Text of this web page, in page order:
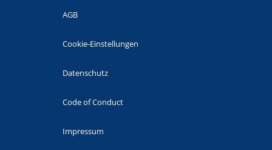
AGB
Cookie-Einstellungen
Datenschutz
Code of Conduct
Impressum